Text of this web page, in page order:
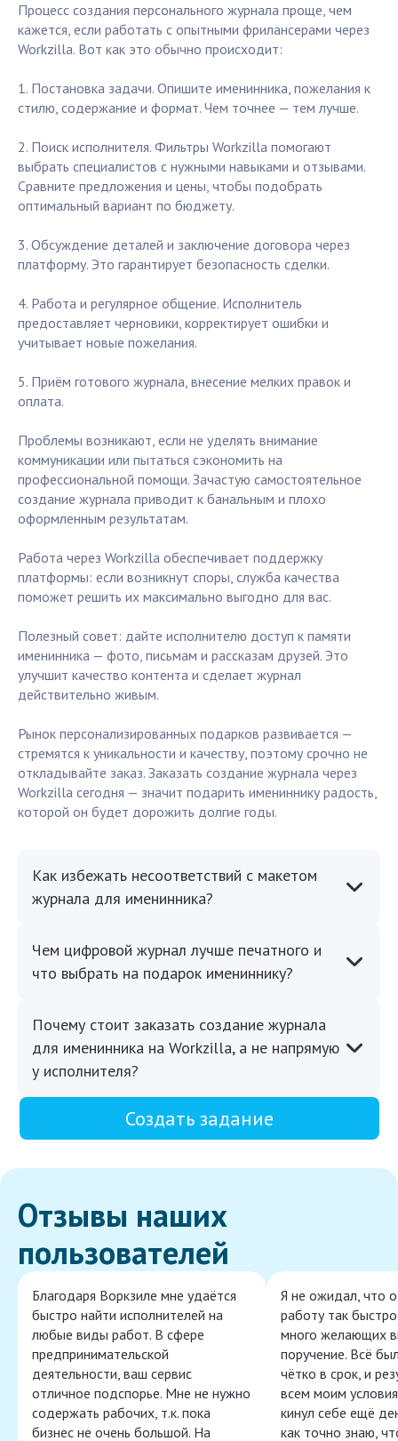
Процесс создания персонального журнала проще, чем
кажется, если работать с опытными фрилансерами через
Workzilla. Вот как это обычно происходит:
1. Постановка задачи. Опишите именинника, пожелания к
стилю, содержание и формат. Чем точнее — тем лучше.
2. Поиск исполнителя. Фильтры Workzilla помогают
выбрать специалистов с нужными навыками и отзывами.
Сравните предложения и цены, чтобы подобрать
оптимальный вариант по бюджету.
3. Обсуждение деталей и заключение договора через
платформу. Это гарантирует безопасность сделки.
4. Работа и регулярное общение. Исполнитель
предоставляет черновики, корректирует ошибки и
учитывает новые пожелания.
5. Приём готового журнала, внесение мелких правок и
оплата.
Проблемы возникают, если не уделять внимание
коммуникации или пытаться сэкономить на
профессиональной помощи. Зачастую самостоятельное
создание журнала приводит к банальным и плохо
оформленным результатам.
Работа через Workzilla обеспечивает поддержку
платформы: если возникнут споры, служба качества
поможет решить их максимально выгодно для вас.
Полезный совет: дайте исполнителю доступ к памяти
именинника — фото, письмам и рассказам друзей. Это
улучшит качество контента и сделает журнал
действительно живым.
Рынок персонализированных подарков развивается —
стремятся к уникальности и качеству, поэтому срочно не
откладывайте заказ. Заказать создание журнала через
Workzilla сегодня — значит подарить имениннику радость,
которой он будет дорожить долгие годы.
Как избежать несоответствий с макетом
журнала для именинника?
Чем цифровой журнал лучше печатного и
что выбрать на подарок имениннику?
Почему стоит заказать создание журнала
для именинника на Workzilla, а не напрямую
у исполнителя?
Создать задание
Отзывы наших
пользователей
Благодаря Воркзиле мне удаётся
быстро найти исполнителей на
любые виды работ. В сфере
предпринимательской
деятельности, ваш сервис
отличное подспорье. Мне не нужно
содержать рабочих, т.к. пока
бизнес не очень большой. На
Я не ожидал, что
работу так
много желающих
поручение. Всё
чётко в срок, и
всем моим
кинул себе ещё
как точно знаю,